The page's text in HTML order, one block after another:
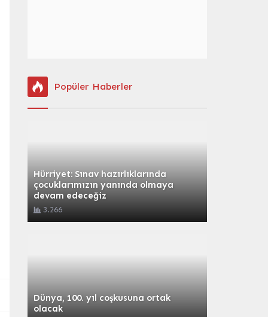
Popüler Haberler
Hürriyet: Sınav hazırlıklarında
çocuklarımızın yanında olmaya
devam edeceğiz
3.266
Dünya, 100. yıl coşkusuna ortak
olacak